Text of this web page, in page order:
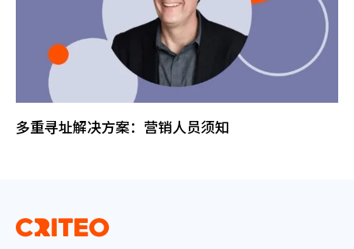
多重寻址解决方案：营销人员须知